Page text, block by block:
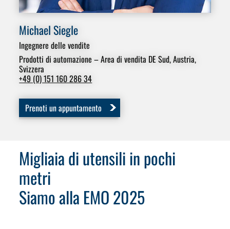
Michael Siegle
Ingegnere delle vendite
Prodotti di automazione – Area di vendita DE Sud, Austria,
Svizzera
+49 (0) 151 160 286 34
Prenoti un appuntamento
Migliaia di utensili in pochi
metri
Siamo alla EMO 2025